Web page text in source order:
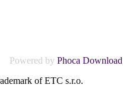
Powered by Phoca Download
of ETC s.r.o.